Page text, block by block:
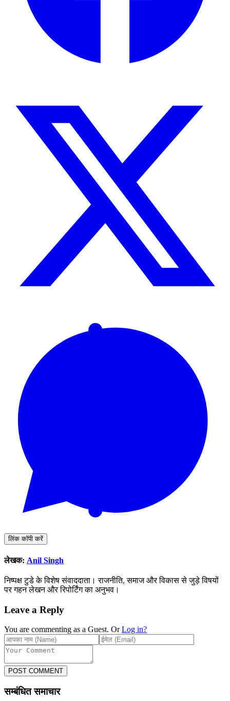
लिंक कॉपी करें
लेखक: Anil Singh
निष्पक्ष टुडे के विशेष संवाददाता। राजनीति, समाज और विकास से जुड़े विषयों
पर गहन लेखन और रिपोर्टिंग का अनुभव।
Leave a Reply
You are commenting as a Guest. Or Log in?
POST COMMENT
सम्बंधित समाचार